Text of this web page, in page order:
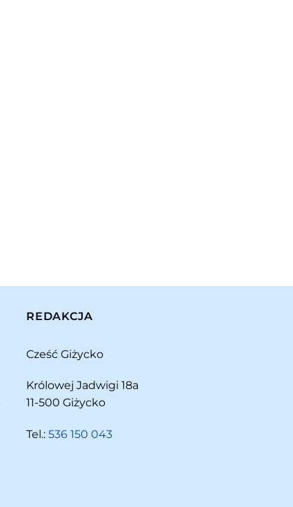
REDAKCJA
Cześć Giżycko
Królowej Jadwigi 18a
11-500 Giżycko
Tel.: 536 150 043